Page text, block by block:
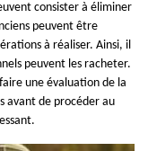
consister à éliminer
peuvent être
à réaliser. Ainsi, il
peuvent les racheter.
une évaluation de la
avant de procéder au